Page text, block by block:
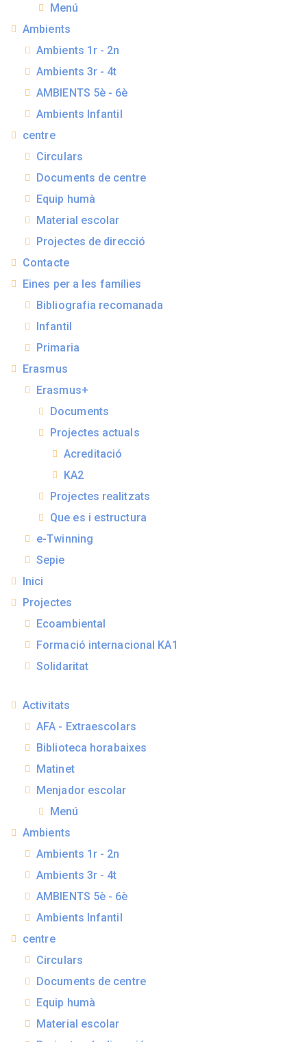
Menú
Ambients
Ambients 1r - 2n
Ambients 3r - 4t
AMBIENTS 5è - 6è
Ambients Infantil
centre
Circulars
Documents de centre
Equip humà
Material escolar
Projectes de direcció
Contacte
Eines per a les famílies
Bibliografia recomanada
Infantil
Primaria
Erasmus
Erasmus+
Documents
Projectes actuals
Acreditació
KA2
Projectes realitzats
Que es i estructura
e-Twinning
Sepie
Inici
Projectes
Ecoambiental
Formació internacional KA1
Solidaritat
Activitats
AFA - Extraescolars
Biblioteca horabaixes
Matinet
Menjador escolar
Menú
Ambients
Ambients 1r - 2n
Ambients 3r - 4t
AMBIENTS 5è - 6è
Ambients Infantil
centre
Circulars
Documents de centre
Equip humà
Material escolar